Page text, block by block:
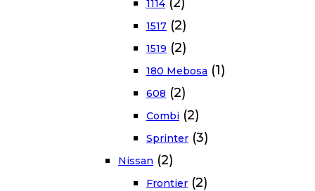
1114
1517 (2)
1519 (2)
180 Mebosa (1)
608 (2)
Combi (2)
Sprinter (3)
Nissan (2)
Frontier (2)